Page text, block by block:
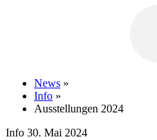
News »
Info »
Ausstellungen 2024
Info 30. Mai 2024